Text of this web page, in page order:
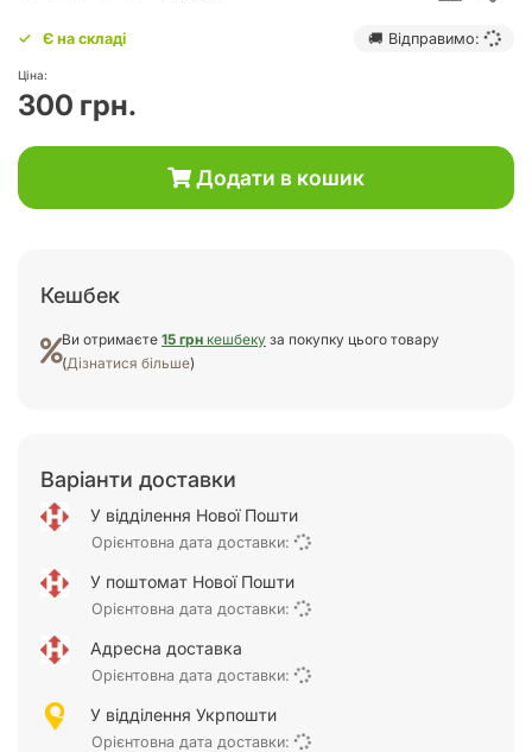
Є на складі 🚚 Відправимо:
Ціна:
300 грн.
Додати в кошик
Кешбек
Ви отримаєте 15 грн кешбеку за покупку цього товару
(Дізнатися більше)
Варіанти доставки
У відділення Нової Пошти
Орієнтовна дата доставки:
У поштомат Нової Пошти
Орієнтовна дата доставки:
Адресна доставка
Орієнтовна дата доставки:
У відділення Укрпошти
Орієнтовна дата доставки: